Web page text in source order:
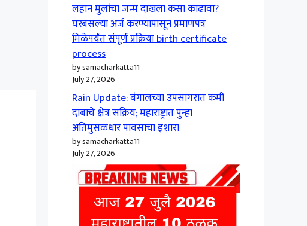
लहान मुलांचा जन्म दाखला कसा काढावा?
घरबसल्या अर्ज करण्यापासून प्रमाणपत्र
मिळेपर्यंत संपूर्ण प्रक्रिया birth certificate
process
by samacharkatta11
July 27, 2026
Rain Update: बंगालच्या उपसागरात कमी
दाबाचे क्षेत्र सक्रिय; महाराष्ट्रात पुन्हा
अतिमुसळधार पावसाचा इशारा
by samacharkatta11
July 27, 2026